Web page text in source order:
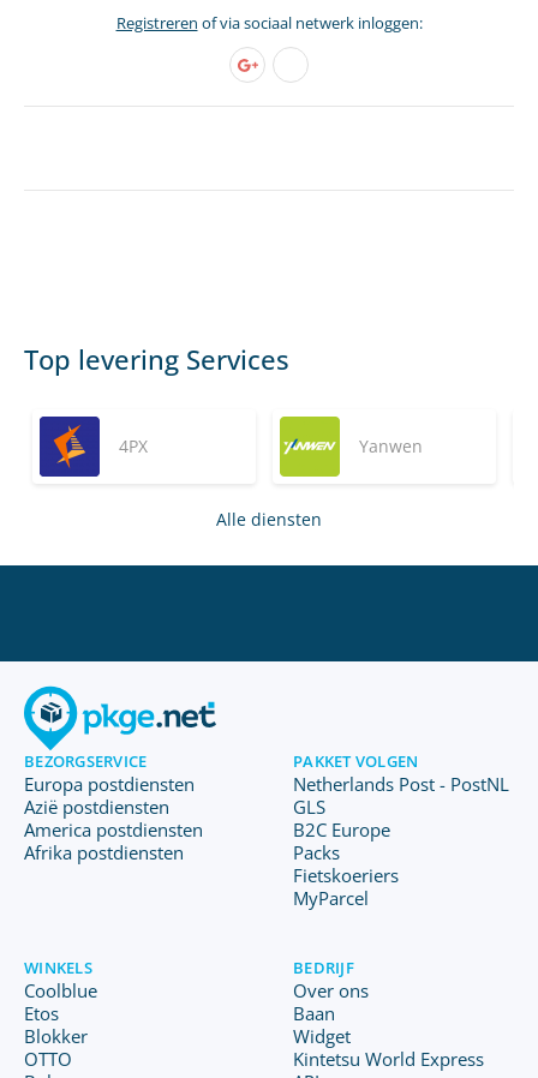
Registreren of via sociaal netwerk inloggen:
Top levering Services
4PX Yanwen
Alle diensten
BEZORGSERVICE
Europa postdiensten
Azië postdiensten
America postdiensten
Afrika postdiensten
PAKKET VOLGEN
Netherlands Post - PostNL
GLS
B2C Europe
Packs
Fietskoeriers
MyParcel
WINKELS
Coolblue
Etos
Blokker
OTTO
BEDRIJF
Over ons
Baan
Widget
Kintetsu World Express